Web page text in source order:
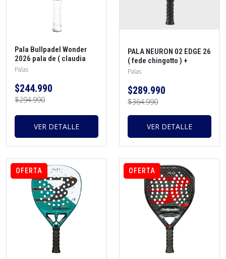
Pala Bullpadel Wonder
2026 pala de ( claudia
fernandez ) + protector +
Palas
$244.990
$294.990
VER DETALLE
PALA NEURON 02 EDGE 26
( fede chingotto ) +
protector + overgrip
Palas
$289.990
$364.990
VER DETALLE
OFERTA OFERTA